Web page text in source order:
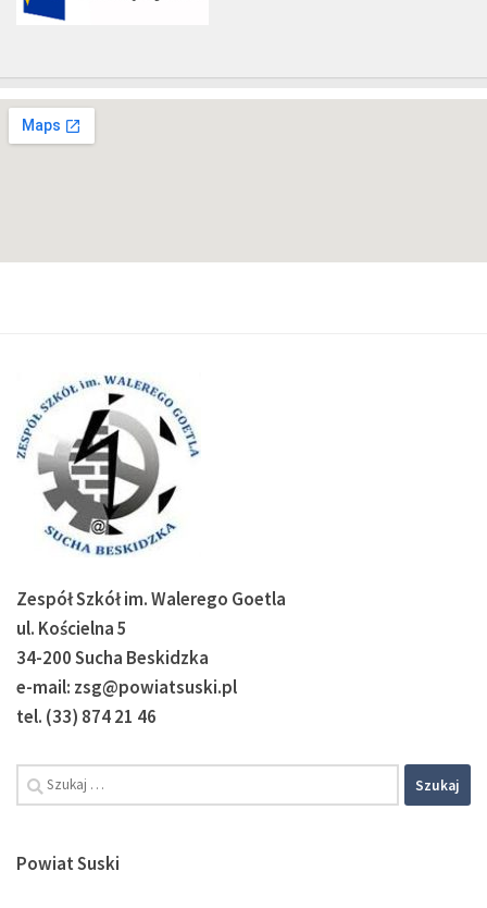
Zespół Szkół im. Walerego Goetla
ul. Kościelna 5
34-200 Sucha Beskidzka
e-mail: zsg@powiatsuski.pl
tel. (33) 874 21 46
Powiat Suski